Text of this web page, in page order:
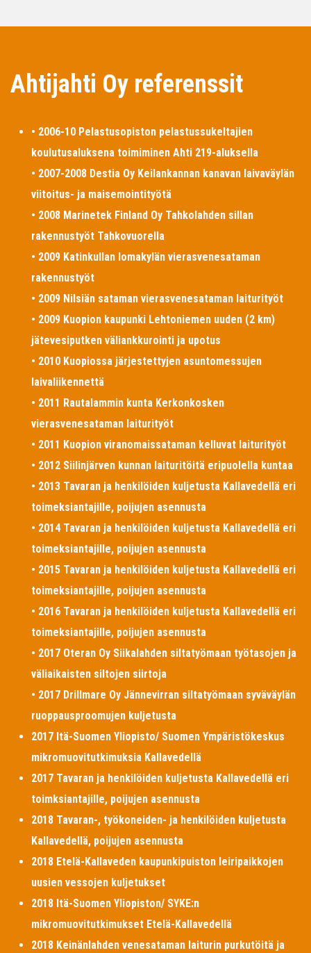
Ahtijahti Oy referenssit
• 2006-10 Pelastusopiston pelastussukeltajien
koulutusaluksena toimiminen Ahti 219-aluksella
• 2007-2008 Destia Oy Keilankannan kanavan laivaväylän
viitoitus- ja maisemointityötä
• 2008 Marinetek Finland Oy Tahkolahden sillan
rakennustyöt Tahkovuorella
• 2009 Katinkullan lomakylän vierasvenesataman
rakennustyöt
• 2009 Nilsiän sataman vierasvenesataman laiturityöt
• 2009 Kuopion kaupunki Lehtoniemen uuden (2 km)
jätevesiputken väliankkurointi ja upotus
• 2010 Kuopiossa järjestettyjen asuntomessujen
laivaliikennettä
• 2011 Rautalammin kunta Kerkonkosken
vierasvenesataman laiturityöt
• 2011 Kuopion viranomaissataman kelluvat laiturityöt
• 2012 Siilinjärven kunnan laituritöitä eripuolella kuntaa
• 2013 Tavaran ja henkilöiden kuljetusta Kallavedellä eri
toimeksiantajille, poijujen asennusta
• 2014 Tavaran ja henkilöiden kuljetusta Kallavedellä eri
toimeksiantajille, poijujen asennusta
• 2015 Tavaran ja henkilöiden kuljetusta Kallavedellä eri
toimeksiantajille, poijujen asennusta
• 2016 Tavaran ja henkilöiden kuljetusta Kallavedellä eri
toimeksiantajille, poijujen asennusta
• 2017 Oteran Oy Siikalahden siltatyömaan työtasojen ja
väliaikaisten siltojen siirtoja
• 2017 Drillmare Oy Jännevirran siltatyömaan syväväylän
ruoppausproomujen kuljetusta
2017 Itä-Suomen Yliopisto/ Suomen Ympäristökeskus
mikromuovitutkimuksia Kallavedellä
2017 Tavaran ja henkilöiden kuljetusta Kallavedellä eri
toimksiantajille, poijujen asennusta
2018 Tavaran-, työkoneiden- ja henkilöiden kuljetusta
Kallavedellä, poijujen asennusta
2018 Etelä-Kallaveden kaupunkipuiston leiripaikkojen
uusien vessojen kuljetukset
2018 Itä-Suomen Yliopiston/ SYKE:n
mikromuovitutkimukset Etelä-Kallavedellä
2018 Keinänlahden venesataman laiturin purkutöitä ja